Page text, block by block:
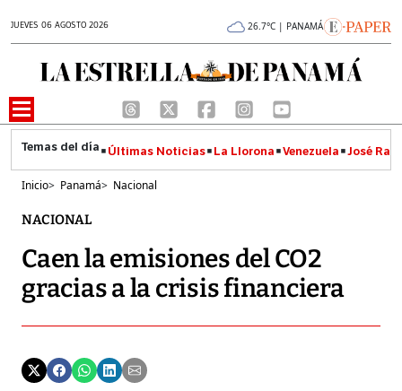
JUEVES 06 AGOSTO 2026 26.7°C | PANAMÁ
Últimas Noticias La Llorona Venezuela José
Inicio> Panamá> Nacional
NACIONAL
Caen la emisiones del CO2
gracias a la crisis financiera